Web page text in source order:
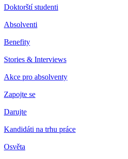
Doktorští studenti
Absolventi
Benefity
Stories & Interviews
Akce pro absolventy
Zapojte se
Darujte
Kandidáti na trhu práce
Osvěta